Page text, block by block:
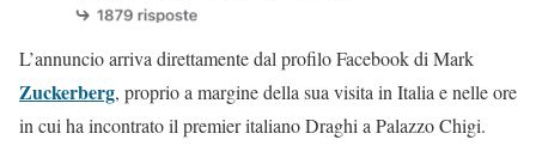
L’annuncio arriva direttamente dal profilo Facebook di Mark
Zuckerberg, proprio a margine della sua visita in Italia e nelle ore
in cui ha incontrato il premier italiano Draghi a Palazzo Chigi.